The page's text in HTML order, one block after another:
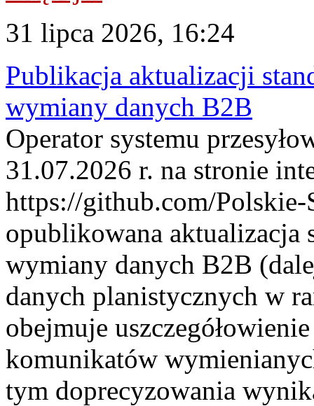
31 lipca 2026, 16:24
Publikacja aktualizacji
wymiany danych B2B
Operator systemu
31.07.2026 r. na stronie
https://github.com/Polskie-
opublikowana aktualizacja
wymiany danych B2B
danych planistycznych w
obejmuje
komunikatów
tym doprecyzowania